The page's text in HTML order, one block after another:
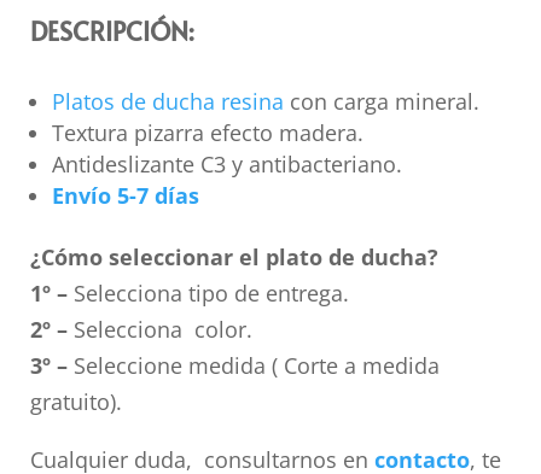
DESCRIPCIÓN:
Platos de ducha resina con carga mineral.
Textura pizarra efecto madera.
Antideslizante C3 y antibacteriano.
Envío 5-7 días
¿Cómo seleccionar el plato de ducha?
1º –Selecciona tipo de entrega.
2º –Selecciona color.
3º –Seleccione medida ( Corte a medida
gratuito).
Cualquier duda, consultarnos en contacto, te